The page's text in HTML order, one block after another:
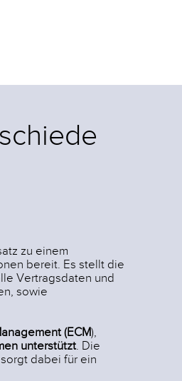
zu einem
bereit. Es stellt die
Vertragsdaten und
sowie
(ECM),
unterstützt. Die
dabei für ein